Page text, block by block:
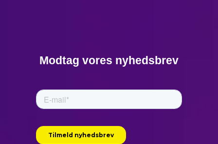
“We shape our tools, and
thereafter our tools shape
our work and life, and it
allows us to adapt more
harmonizes systems and
Modtag vores nyhedsbrev